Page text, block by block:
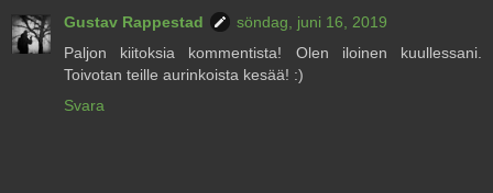
Gustav Rappestad
söndag, juni 16, 2019
Paljon kiitoksia kommentista! Olen iloinen kuullessani.
Toivotan teille aurinkoista kesää! :)
Svara